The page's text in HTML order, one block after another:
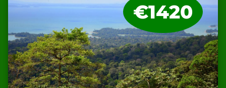
€1420